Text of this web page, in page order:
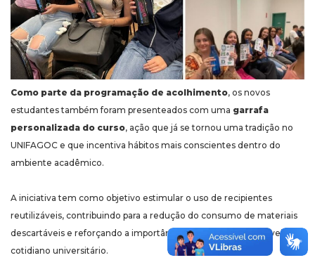
Como parte da programação de acolhimento, os novos
estudantes também foram presenteados com uma garrafa
personalizada do curso, ação que já se tornou uma tradição no
UNIFAGOC e que incentiva hábitos mais conscientes dentro do
ambiente acadêmico.
A iniciativa tem como objetivo estimular o uso de recipientes
reutilizáveis, contribuindo para a redução do consumo de materiais
descartáveis e reforçando a importância de práticas sustentáveis no
cotidiano universitário.